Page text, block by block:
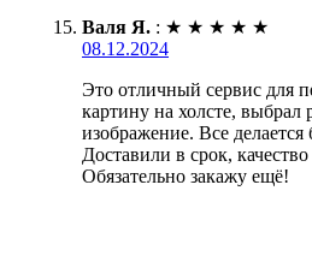
Валя Я. : ★ ★ ★ ★ ★
08.12.2024
Это отличный сервис для
картину на холсте, выбрал
изображение. Все
Доставили в срок,
Обязательно закажу ещё!